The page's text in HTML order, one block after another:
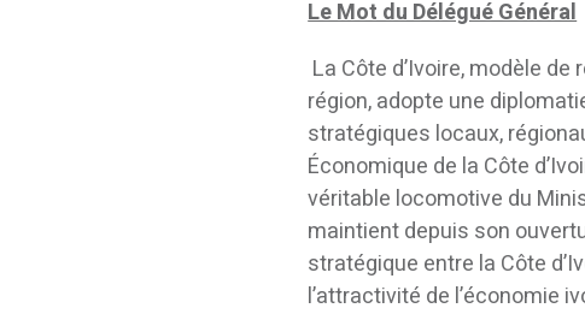
Le Mot du Délégué Général
La Côte d’Ivoire, modèle
région, adopte une
stratégiques locaux,
Économique de la Côte
véritable locomotive du
maintient depuis son
stratégique entre la Côte
l’attractivité de l’économie